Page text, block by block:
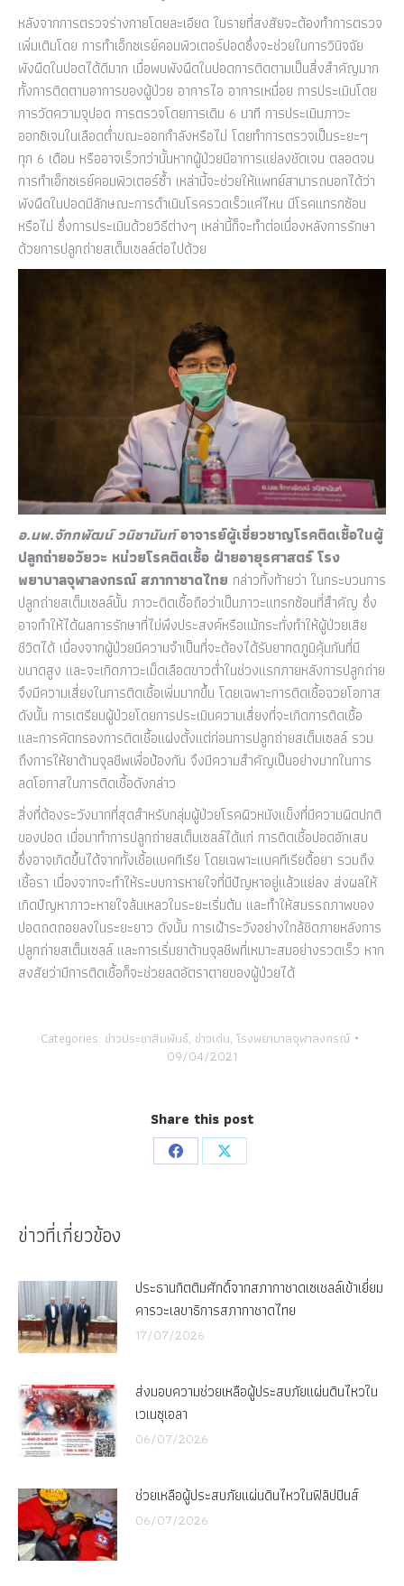
หลังจากการตรวจร่างกายโดยละเอียด ในรายที่สงสัยจะต้องทำการตรวจ
เพิ่มเติมโดย การทำเอ็กซเรย์คอมพิวเตอร์ปอดซึ่งจะช่วยในการวินิจฉัย
พังผืดในปอดได้ดีมาก เมื่อพบพังผืดในปอดการติดตามเป็นสิ่งสำคัญมาก
ทั้งการติดตามอาการของผู้ป่วย อาการไอ อาการเหนื่อย การประเมินโดย
การวัดความจุปอด การตรวจโดยการเดิน 6 นาที การประเมินภาวะ
ออกซิเจนในเลือดต่ำขณะออกกำลังหรือไม่ โดยทำการตรวจเป็นระยะๆ
ทุก 6 เดือน หรืออาจเร็วกว่านั้นหากผู้ป่วยมีอาการแย่ลงชัดเจน ตลอดจน
การทำเอ็กซเรย์คอมพิวเตอร์ซ้ำ เหล่านี้จะช่วยให้แพทย์สามารถบอกได้ว่า
พังผืดในปอดมีลักษณะการดำเนินโรครวดเร็วแค่ไหน มีโรคแทรกซ้อน
หรือไม่ ซึ่งการประเมินด้วยวิธีต่างๆ เหล่านี้ก็จะทำต่อเนื่องหลังการรักษา
ด้วยการปลูกถ่ายสเต็มเซลล์ต่อไปด้วย
อ.นพ.จักกพัฒน์ วนิชานันท์อาจารย์ผู้เชี่ยวชาญโรคติดเชื้อในผู้
ปลูกถ่ายอวัยวะ หน่วยโรคติดเชื้อ ฝ่ายอายุรศาสตร์ โรง
พยาบาลจุฬาลงกรณ์ สภากาชาดไทย กล่าวทิ้งท้ายว่า ในกระบวนการ
ปลูกถ่ายสเต็มเซลล์นั้น ภาวะติดเชื้อถือว่าเป็นภาวะแทรกซ้อนที่สำคัญ ซึ่ง
อาจทำให้ได้ผลการรักษาที่ไม่พึงประสงค์หรือแม้กระทั่งทำให้ผู้ป่วยเสีย
ชีวิตได้ เนื่องจากผู้ป่วยมีความจำเป็นที่จะต้องได้รับยากดภูมิคุ้มกันที่มี
ขนาดสูง และจะเกิดภาวะเม็ดเลือดขาวต่ำในช่วงแรกภายหลังการปลูกถ่าย
จึงมีความเสี่ยงในการติดเชื้อเพิ่มมากขึ้น โดยเฉพาะการติดเชื้อฉวยโอกาส
ดังนั้น การเตรียมผู้ป่วยโดยการประเมินความเสี่ยงที่จะเกิดการติดเชื้อ
และการคัดกรองการติดเชื้อแฝงตั้งแต่ก่อนการปลูกถ่ายสเต็มเซลล์ รวม
ถึงการให้ยาต้านจุลชีพเพื่อป้องกัน จึงมีความสำคัญเป็นอย่างมากในการ
ลดโอกาสในการติดเชื้อดังกล่าว
สิ่งที่ต้องระวังมากที่สุดสำหรับกลุ่มผู้ป่วยโรคผิวหนังแข็งที่มีความผิดปกติ
ของปอด เมื่อมาทำการปลูกถ่ายสเต็มเซลล์ได้แก่ การติดเชื้อปอดอักเสบ
ซึ่งอาจเกิดขึ้นได้จากทั้งเชื้อแบคทีเรีย โดยเฉพาะแบคทีเรียดื้อยา รวมถึง
เชื้อรา เนื่องจากจะทำให้ระบบการหายใจที่มีปัญหาอยู่แล้วแย่ลง ส่งผลให้
เกิดปัญหาภาวะหายใจล้มเหลวในระยะเริ่มต้น และทำให้สมรรถภาพของ
ปอดถดถอยลงในระยะยาว ดังนั้น การเฝ้าระวังอย่างใกล้ชิดภายหลังการ
ปลูกถ่ายสเต็มเซลล์ และการเริ่มยาต้านจุลชีพที่เหมาะสมอย่างรวดเร็ว หาก
สงสัยว่ามีการติดเชื้อก็จะช่วยลดอัตราตายของผู้ป่วยได้
Categories: ข่าวประชาสัมพันธ์, ข่าวเด่น, โรงพยาบาลจุฬาลงกรณ์
09/04/2021
Share this post
Share
Share
ข่าวที่เกี่ยวข้อง
ประธานกิตติมศักดิ์จากสภากาชาดเซเชลล์เข้าเยี่ยม
คารวะเลขาธิการสภากาชาดไทย
17/07/2026
ส่งมอบความช่วยเหลือผู้ประสบภัยแผ่นดินไหวใน
เวเนซุเอลา
06/07/2026
ช่วยเหลือผู้ประสบภัยแผ่นดินไหวในฟิลิปปินส์
06/07/2026